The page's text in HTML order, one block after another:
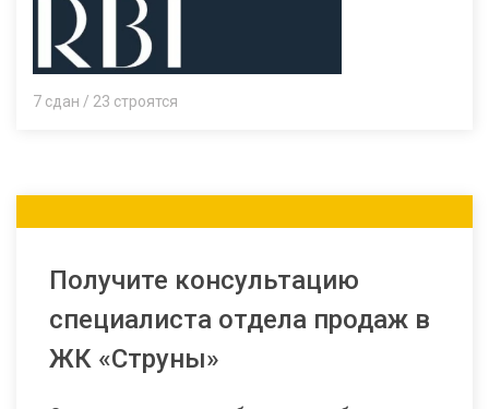
7 сдан / 23 строятся
Получите консультацию
специалиста отдела продаж в
ЖК «Струны»